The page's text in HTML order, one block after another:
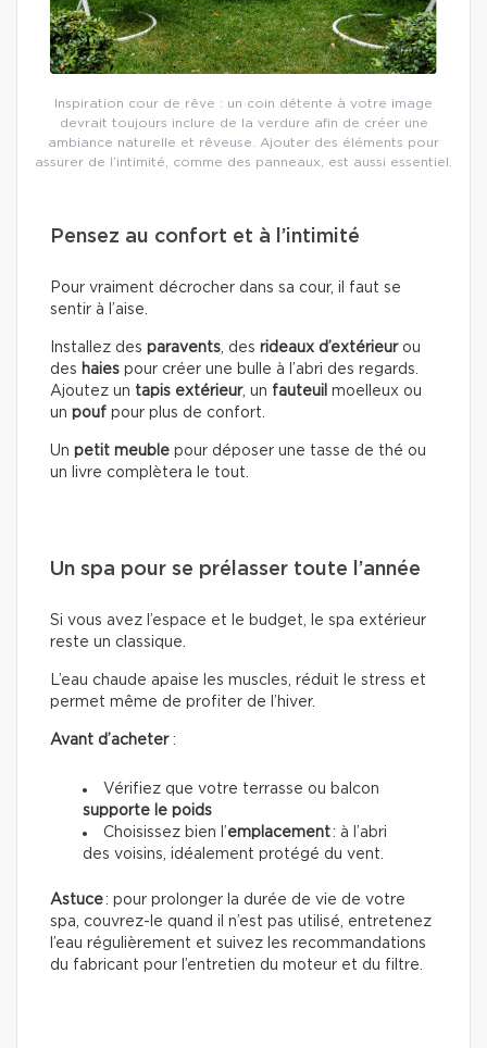
Inspiration cour de rêve : un coin détente à votre image
devrait toujours inclure de la verdure afin de créer une
ambiance naturelle et rêveuse. Ajouter des éléments pour
assurer de l’intimité, comme des panneaux, est aussi essentiel.
Pensez au confort et à l’intimité
Pour vraiment décrocher dans sa cour, il faut se
sentir à l’aise.
Installez des paravents , des rideaux d’extérieurou
des haies pour créer une bulle à l’abri des regards.
Ajoutez un tapis extérieur, un fauteuil moelleux ou
un pouf pour plus de confort.
Un petit meuble pour déposer une tasse de thé ou
un livre complètera le tout.
Un spa pour se prélasser toute l’année
Si vous avez l’espace et le budget, le spa extérieur
reste un classique.
L’eau chaude apaise les muscles, réduit le stress et
permet même de profiter de l’hiver.
Avant d’acheter :
Vérifiez que votre terrasse ou balcon
supporte le poids
Choisissez bien l’emplacement: à l’abri
des voisins, idéalement protégé du vent.
Astuce: pour prolonger la durée de vie de votre
spa, couvrez-le quand il n’est pas utilisé, entretenez
l’eau régulièrement et suivez les recommandations
du fabricant pour l’entretien du moteur et du filtre.